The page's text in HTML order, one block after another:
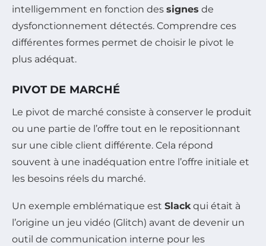
intelligemment en fonction des signes de
dysfonctionnement détectés. Comprendre ces
différentes formes permet de choisir le pivot le
plus adéquat.
PIVOT DE MARCHÉ
Le pivot de marché consiste à conserver le produit
ou une partie de l’offre tout en le repositionnant
sur une cible client différente. Cela répond
souvent à une inadéquation entre l’offre initiale et
les besoins réels du marché.
Un exemple emblématique est Slackqui était à
l’origine un jeu vidéo (Glitch) avant de devenir un
outil de communication interne pour les